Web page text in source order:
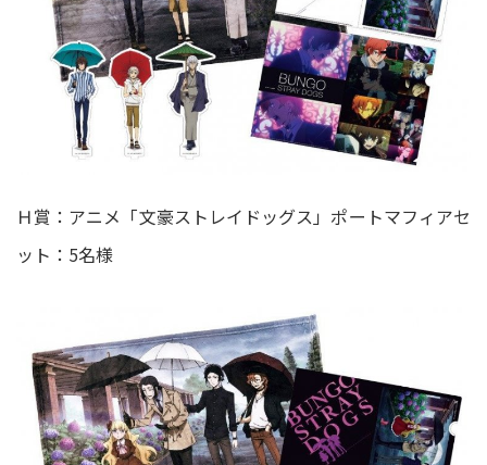
Ｈ賞：アニメ「文豪ストレイドッグス」ポートマフィアセ
ット：5名様